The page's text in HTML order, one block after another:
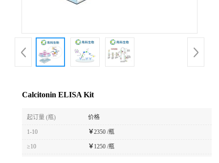
Calcitonin ELISA Kit
起订量 (瓶) 价格
1-10 ￥2350 /瓶
≥10 ￥ 1250 /瓶